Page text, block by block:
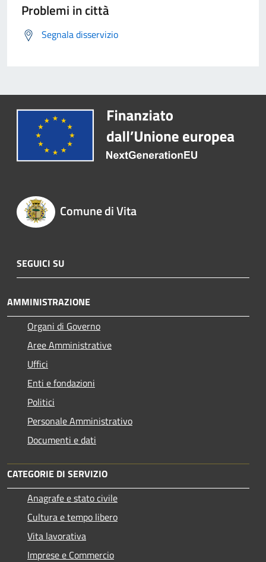
Problemi in città
Segnala disservizio
Comune di Vita
SEGUICI SU
AMMINISTRAZIONE
Organi di Governo
Aree Amministrative
Uffici
Enti e fondazioni
Politici
Personale Amministrativo
Documenti e dati
CATEGORIE DI SERVIZIO
Anagrafe e stato civile
Cultura e tempo libero
Vita lavorativa
Imprese e Commercio